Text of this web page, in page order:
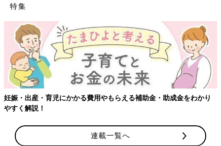
特集
【ワクチン接種できるものも】妊婦の感染症対策、知っておいて！
連載一覧へ